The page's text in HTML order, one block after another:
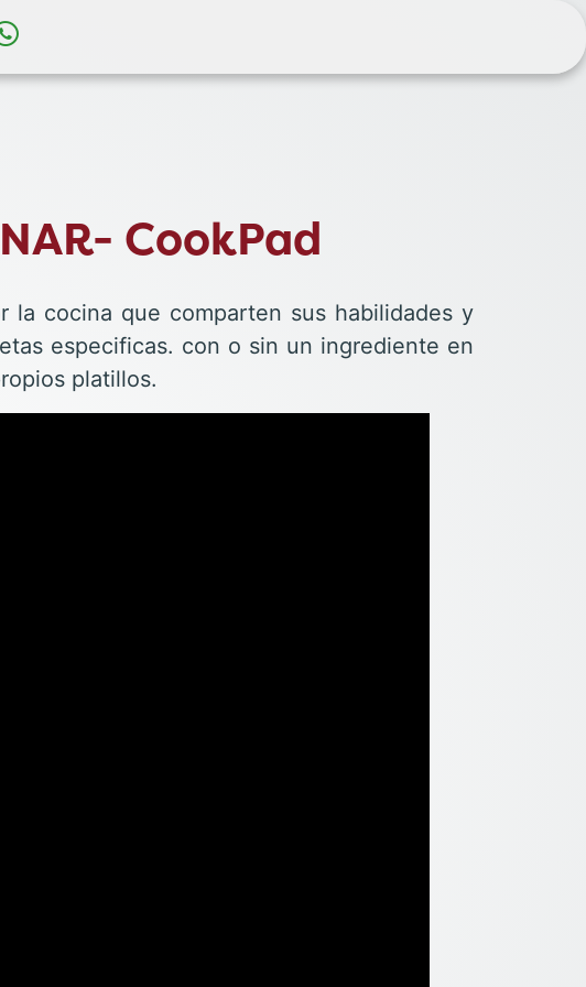
CookPad
la cocina que comparten sus habilidades y
especificas. con o sin un ingrediente en
platillos.